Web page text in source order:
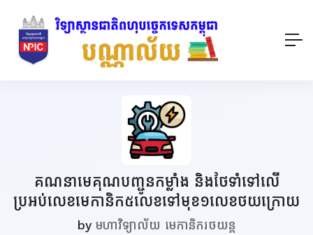
គណនាមេគុណបញ្ជូនកម្លាំង និងថែទាំទៅលើ
ប្រអប់លេខមេកានិក៥លេខទៅមុខ១លេខថយក្រោយ
by មហាវិទ្យាល័យ មេកានិករថយន្ត